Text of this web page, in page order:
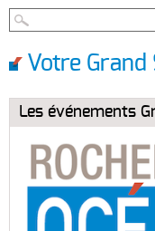
Votre Grand
Les événements